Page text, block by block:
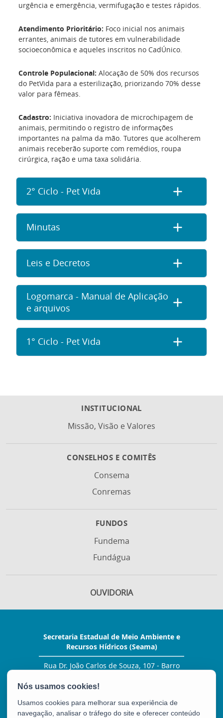
urgência e emergência, vermifugação e testes rápidos.
Atendimento Prioritário: Foco inicial nos animais
errantes, animais de tutores em vulnerabilidade
socioeconômica e aqueles inscritos no CadÚnico.
Controle Populacional: Alocação de 50% dos recursos
do PetVida para a esterilização, priorizando 70% desse
valor para fêmeas.
Cadastro: Iniciativa inovadora de microchipagem de
animais, permitindo o registro de informações
importantes na palma da mão. Tutores que acolherem
animais receberão suporte com remédios, roupa
cirúrgica, ração e uma taxa solidária.
2° Ciclo - Pet Vida
Minutas
Leis e Decretos
Logomarca - Manual de Aplicação
e arquivos
1° Ciclo - Pet Vida
INSTITUCIONAL
Missão, Visão e Valores
CONSELHOS E COMITÊS
Consema
Conremas
FUNDOS
Fundema
Fundágua
OUVIDORIA
Secretaria Estadual de Meio Ambiente e
Recursos Hídricos (Seama)
Rua Dr. João Carlos de Souza, 107 - Barro
CEP: 29057-530 - Vitória / ES
E-mail:gabinete@seama.es.gov.br
Usamos cookies para melhorar sua experiência de
navegação, analisar o tráfego do site e oferecer conteúdo